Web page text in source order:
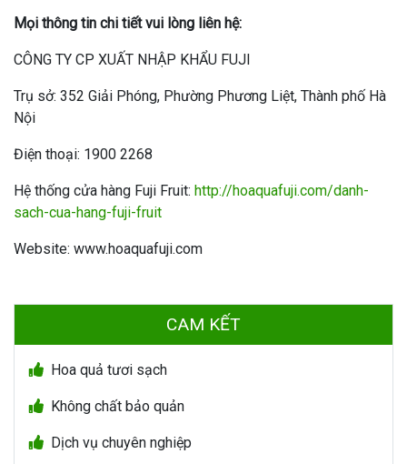
Mọi thông tin chi tiết vui lòng liên hệ:
CÔNG TY CP XUẤT NHẬP KHẨU FUJI
Trụ sở: 352 Giải Phóng, Phường Phương Liệt, Thành phố Hà
Nội
Điện thoại: 1900 2268
Hệ thống cửa hàng Fuji Fruit: http://hoaquafuji.com/danh-
sach-cua-hang-fuji-fruit
Website: www.hoaquafuji.com
CAM KẾT
Hoa quả tươi sạch
Không chất bảo quản
Dịch vụ chuyên nghiệp